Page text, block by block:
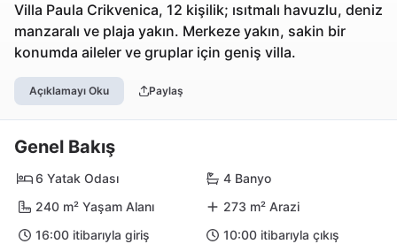
Villa Paula Crikvenica, 12 kişilik; ısıtmalı havuzlu, deniz
manzaralı ve plaja yakın. Merkeze yakın, sakin bir
konumda aileler ve gruplar için geniş villa.
Açıklamayı Oku Paylaş
Genel Bakış
6 Yatak Odası
4 Banyo
240 m² Yaşam Alanı
273 m² Arazi
16:00 itibarıyla giriş
10:00 itibarıyla çıkış